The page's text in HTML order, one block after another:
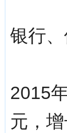
银行
2015
元，